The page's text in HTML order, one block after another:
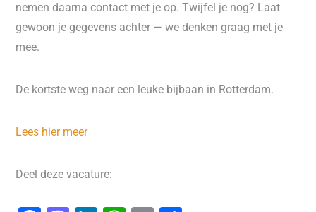
nemen daarna contact met je op. Twijfel je nog? Laat
gewoon je gegevens achter — we denken graag met je
mee.
De kortste weg naar een leuke bijbaan in Rotterdam.
Lees hier meer
Deel deze vacature: